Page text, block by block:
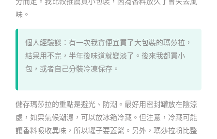
味。
個人經驗談：有一次我貪便宜買了大包裝的瑪莎拉，
結果用不完，半年後味道就變淡了。後來我都買小
包，或者自己分裝冷凍保存。
儲存瑪莎拉的重點是避光、防潮。最好用密封罐放在陰涼
處，如果氣候潮濕，可以放冰箱冷藏。但注意，冷藏可能
讓香料吸收異味，所以罐子要蓋緊。另外，瑪莎拉粉比整